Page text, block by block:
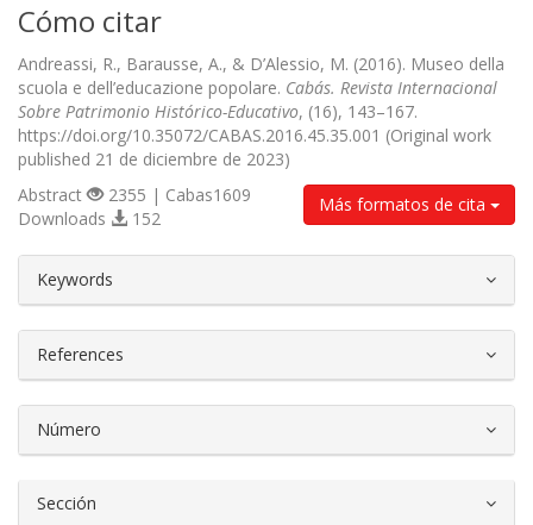
Cómo citar
Andreassi, R., Barausse, A., & D’Alessio, M. (2016). Museo della
scuola e dell’educazione popolare. Cabás. Revista Internacional
Sobre Patrimonio Histórico-Educativo, (16), 143–167.
https://doi.org/10.35072/CABAS.2016.45.35.001 (Original work
published 21 de diciembre de 2023)
Más formatos de cita
Abstract
2355 | Cabas1609
Downloads
152
Keywords
References
Número
Sección